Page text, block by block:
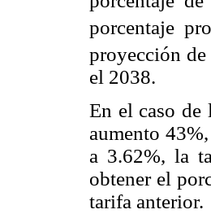
porcentaje
proyección de
el 2038.
En el caso de
aumento
a 3.62%, la
obtener el
tarifa anterior.